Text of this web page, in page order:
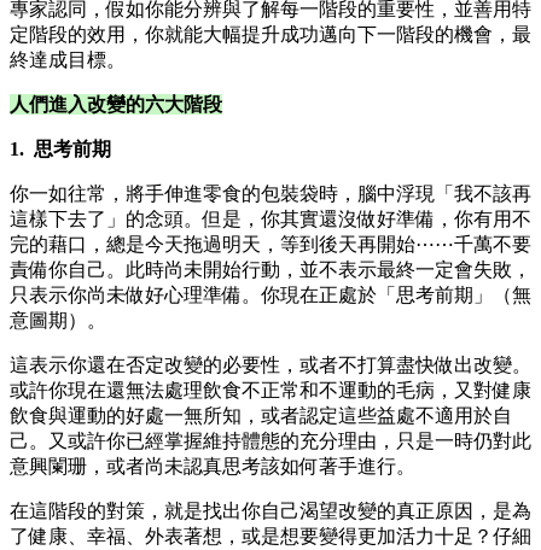
專家認同，假如你能分辨與了解每一階段的重要性，並善用特
定階段的效用，你就能大幅提升成功邁向下一階段的機會，最
終達成目標。
人們進入改變的六大階段
1. 思考前期
你一如往常，將手伸進零食的包裝袋時，腦中浮現「我不該再
這樣下去了」的念頭。但是，你其實還沒做好準備，你有用不
完的藉口，總是今天拖過明天，等到後天再開始⋯⋯千萬不要
責備你自己。此時尚未開始行動，並不表示最終一定會失敗，
只表示你尚未做好心理準備。你現在正處於「思考前期」（無
意圖期）。
這表示你還在否定改變的必要性，或者不打算盡快做出改變。
或許你現在還無法處理飲食不正常和不運動的毛病，又對健康
飲食與運動的好處一無所知，或者認定這些益處不適用於自
己。又或許你已經掌握維持體態的充分理由，只是一時仍對此
意興闌珊，或者尚未認真思考該如何著手進行。
在這階段的對策，就是找出你自己渴望改變的真正原因，是為
了健康、幸福、外表著想，或是想要變得更加活力十足？仔細